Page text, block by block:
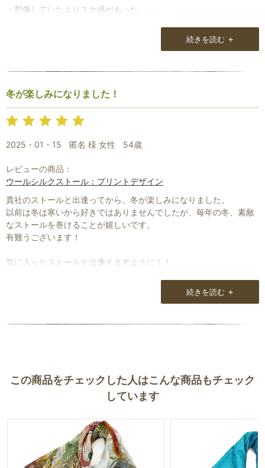
さんあります。
私的にはNatural Loungeさんの物であればレディース用でも全然
話は変わりますが、一度お店に伺わせていただきましたが、スタッ
フさんが若いのはHPなどから予想はできており、私もそれなりの年
齢なので、ストール好きのおやじに対してどのように対応していた
ストールが好きで始められたお店だなと感じました。
が、また機会があればお店にも伺わせてもらいたいと思います。
・想像していたよりスケ感があった。
段階で示してくれているので比較が出来てよいと思った。
・梱包はびっくりする程丁寧で嬉しかった。
プレゼントには最高だと思い、機会があればまたお願いしたい。
ありがとうございました。
続きを読む +
冬が楽しみになりました！
2025・01・15 匿名 様 女性 54歳
レビューの商品：
ウールシルクストール：プリントデザイン
貴社のストールと出逢ってから、冬が楽しみになりました。
以前は冬は寒いから好きではありませんでしたが、毎年の冬、素敵
なストールを巻けることが嬉しいです。
有難うございます！
気に入ったストールと出逢えますように！！
続きを読む +
この商品をチェックした人はこんな商品もチェック
しています